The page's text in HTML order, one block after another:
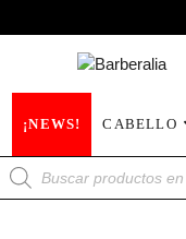
¡NEWS! CABELLO